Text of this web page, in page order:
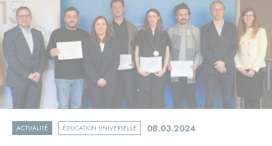
ACTUALITÉ ÉDUCATION UNIVERSELLE 08.03.2024